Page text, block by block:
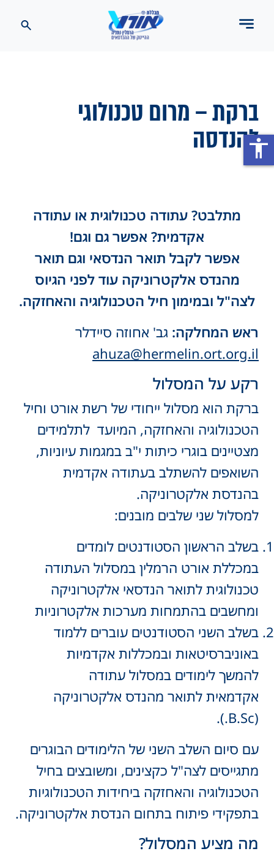
ברקת – מרום טכנולוגי
להנדסה
מתלבט? עתודה טכנולוגית או עתודה
אקדמית? אפשר גם וגם!
אפשר לקבל תואר הנדסאי וגם תואר
מהנדס אלקטרוניקה עוד לפני הגיוס
לצה"ל ובמימון חיל הטכנולוגיה והאחזקה.
ראש המחלקה: גב' אחוזה סיידלר
ahuza@hermelin.ort.org.il
רקע על המסלול
ברקת הוא מסלול ייחודי של רשת אורט וחיל
הטכנולוגיה והאחזקה, המיועד לתלמידים
מצטיינים בוגרי כיתות י"ב במגמות עיוניות,
השואפים להשתלב בעתודה אקדמית
בהנדסת אלקטרוניקה.
למסלול שני שלבים מובנים:
בשלב הראשון הסטודנטים לומדים
במכללת אורט הרמלין במסלול העתודה
טכנולוגית לתואר הנדסאי אלקטרוניקה
ומחשבים בהתמחות מערכות אלקטרוניות
בשלב השני הסטודנטים עוברים ללמוד
באוניברסיטאות ובמכללות אקדמיות
להמשך לימודים במסלול עתודה
אקדמאית לתואר מהנדס אלקטרוניקה
(B.Sc.).
עם סיום השלב השני של הלימודים הבוגרים
מתגייסים לצה"ל כקצינים, ומשובצים בחיל
הטכנולוגיה והאחזקה ביחידות הטכנולוגיות
בתפקידי פיתוח בתחום הנדסת אלקטרוניקה.
מה מציע המסלול?
accessibility